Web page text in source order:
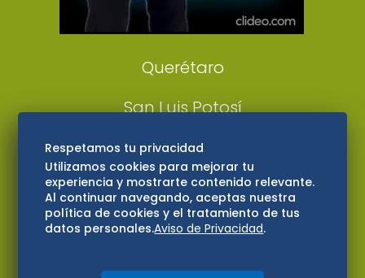
Consultas
Querétaro
San Luis Potosí
Edomex
Consultas
Hidalgo
Oaxaca
Respetamos tu privacidad
Utilizamos cookies para mejorar tu
experiencia y mostrarte contenido relevante.
Al continuar navegando, aceptas nuestra
política de cookies y el tratamiento de tus
datos personales.Aviso de Privacidad.